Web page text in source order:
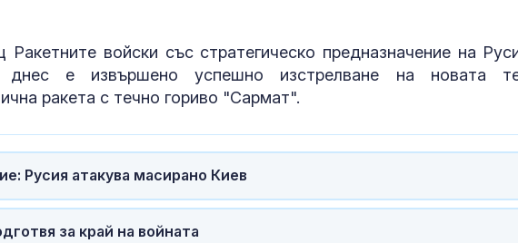
войски със стратегическо предназначение на
е извършено успешно изстрелване на новата
ракета с течно гориво "Сармат".
Русия атакува масирано Киев
за край на войната